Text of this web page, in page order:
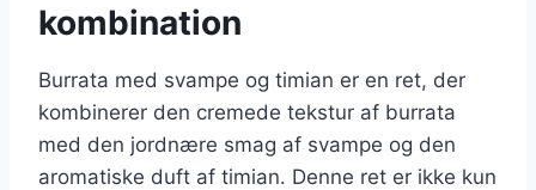
kombination
Burrata med svampe og timian er en ret, der
kombinerer den cremede tekstur af burrata
med den jordnære smag af svampe og den
aromatiske duft af timian. Denne ret er ikke kun